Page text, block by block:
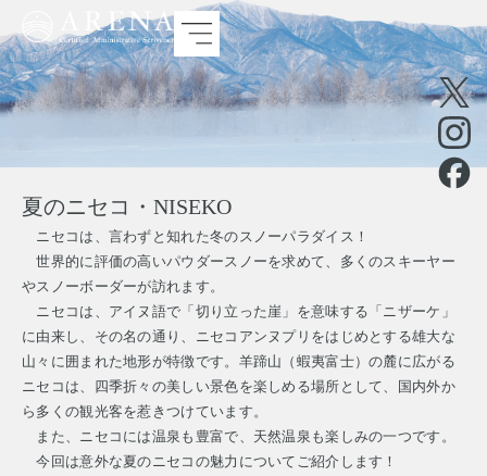
夏のニセコ・NISEKO
ニセコは、言わずと知れた冬のスノーパラダイス！
世界的に評価の高いパウダースノーを求めて、多くのスキーヤー
やスノーボーダーが訪れます。
ニセコは、アイヌ語で「切り立った崖」を意味する「ニザーケ」
に由来し、その名の通り、ニセコアンヌプリをはじめとする雄大な
山々に囲まれた地形が特徴です。羊蹄山（蝦夷富士）の麓に広がる
ニセコは、四季折々の美しい景色を楽しめる場所として、国内外か
ら多くの観光客を惹きつけています。
また、ニセコには温泉も豊富で、天然温泉も楽しみの一つです。
今回は意外な夏のニセコの魅力についてご紹介します！